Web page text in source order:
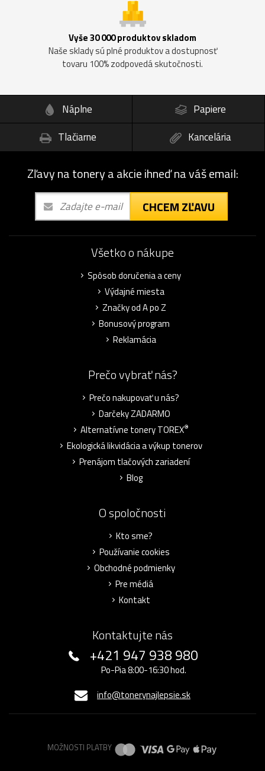
Vyše 30 000 produktov skladom
Naše sklady sú plné produktov a dostupnosť
tovaru 100% zodpovedá skutočnosti.
Náplne
Papiere
Tlačiarne
Kancelária
Zľavy na tonery a akcie ihneď na váš email:
CHCEM ZĽAVU
Všetko o nákupe
Spôsob doručenia a ceny
Výdajné miesta
Značky od A po Z
Bonusový program
Reklamácia
Prečo vybrať nás?
Prečo nakupovať u nás?
Darčeky ZADARMO
Alternatívne tonery TOREX®
Ekologická likvidácia a výkup tonerov
Prenájom tlačových zariadení
Blog
O spoločnosti
Kto sme?
Používanie cookies
Obchodné podmienky
Pre médiá
Kontakt
Kontaktujte nás
+421 947 938 980
Po-Pia 8:00-16:30 hod.
info@tonerynajlepsie.sk
MOŽNOSTI PLATBY